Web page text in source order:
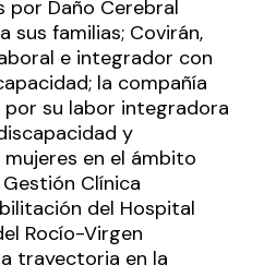
por Daño Cerebral
sus familias; Covirán,
e integrador con
la compañía
por su labor integradora
y
en el ámbito
Clínica
del Hospital
Rocío-Virgen
trayectoria en la